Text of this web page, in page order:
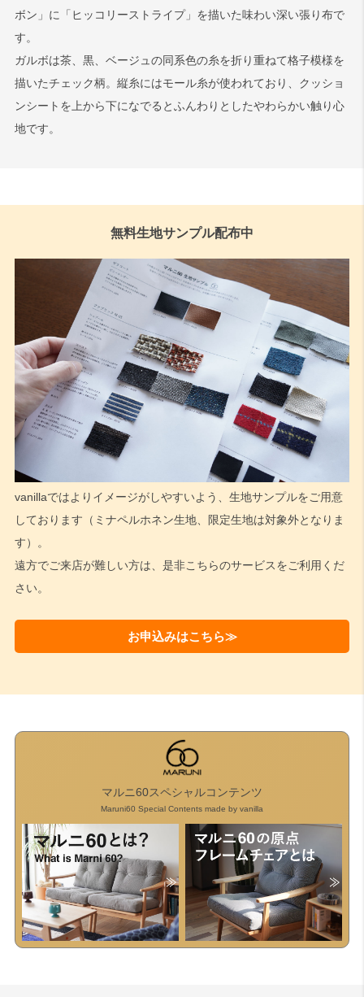
ボン」に「ヒッコリーストライプ」を描いた味わい深い張り布で
す。
ガルボは茶、黒、ベージュの同系色の糸を折り重ねて格子模様を
描いたチェック柄。縦糸にはモール糸が使われており、クッショ
ンシートを上から下になでるとふんわりとしたやわらかい触り心
地です。
無料生地サンプル配布中
vanillaではよりイメージがしやすいよう、生地サンプルをご用意
しております（ミナペルホネン生地、限定生地は対象外となりま
す）。
遠方でご来店が難しい方は、是非こちらのサービスをご利用くだ
さい。
お申込みはこちら≫
マルニ60スペシャルコンテンツ
Maruni60 Special Contents made by vanilla